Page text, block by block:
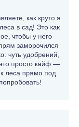
как круто я
в сад! Это как
чтобы у него
заморочился
чуть удобрений,
просто кайф —
леса прямо под